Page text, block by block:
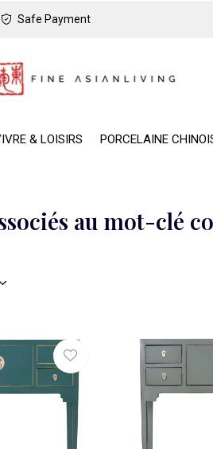
& LOISIRS PORCELAINE
Safe Payment
au mot-clé